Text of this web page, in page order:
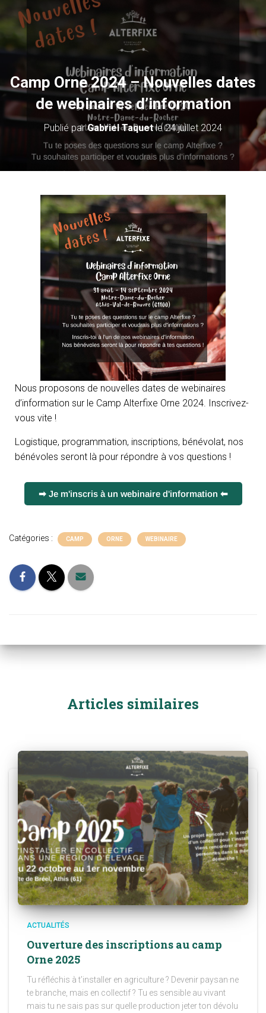
Camp Orne 2024 – Nouvelles dates
de webinaires d’information
Publié parGabriel Taquetle24 juillet 2024
Nous proposons de nouvelles dates de webinaires
d’information sur le Camp Alterfixe Orne 2024. Inscrivez-
vous vite !
Logistique, programmation, inscriptions, bénévolat, nos
bénévoles seront là pour répondre à vos questions !
➡ Je m'inscris à un webinaire d'information ⬅
Catégories : CAMP ORNE WEBINAIRE
Articles similaires
ACTUALITÉS
Ouverture des inscriptions au camp
Orne 2025
Tu réfléchis à t’installer en agriculture ? Devenir paysan·ne
te branche, mais en collectif ? Tu es sensible au vivant
mais tu ne sais pas sur quelle production jeter ton dévolu